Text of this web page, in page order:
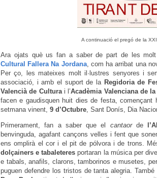
A continuació el pregó de la
Ara ojats què us fan a saber de part de les molt
Cultural Fallera Na Jordana, com ha arribat una
Per ço, les mateixes molt il·lustres senyores i
associació, i amb el suport de la Regidoria de
Valencià de Cultura i l’Acadèmia Valenciana de
facen e gaudisquen huit dies de festa, començant
setmana vinent, 9 d’Octubre, Sant Donís, Dia
Primerament, fan a saber que el cantaorde
benvinguda, agafant cançons velles i fent que
ens omplirà el cor i el pit de pólvora i de trons.
dolçainers e tabaleteres portaran la música per
e tabals, anafils, clarons, tamborinos e musetes,
puguen defendre los tristos de tanta alegria.